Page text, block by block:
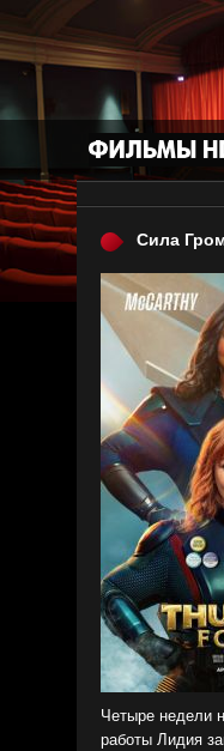
Сила
Четыре недели
работы Лидия